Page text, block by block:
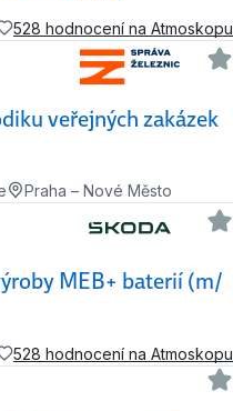
528 hodnocení na Atmoskopu
veřejných zakázek
Praha – Nové Město
MEB+ baterií (m/
528 hodnocení na Atmoskopu